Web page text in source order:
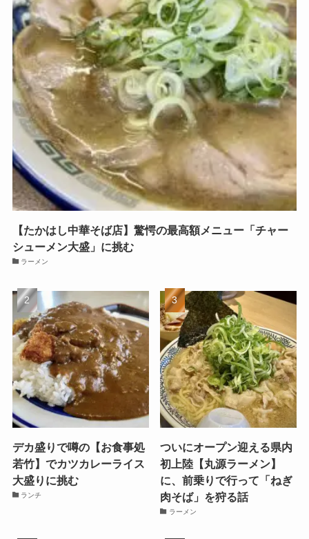
【たかはし中華そば店】驚愕の最高額メニュー「チャー
シューメン大盛」に挑む
ラーメン
デカ盛りで噂の【お食事処
若竹】でカツカレーライス
大盛りに挑む
ランチ
ついにオープン迎える県内
初上陸【丸源ラーメン】
に、前乗りで行って「ねぎ
肉そば」を狩る話
ラーメン